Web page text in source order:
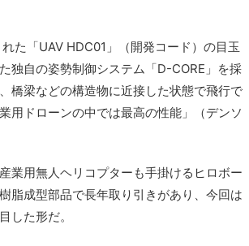
た「UAV HDC01」（開発コード）の目玉
独自の姿勢制御システム「D-CORE」を採
橋梁などの構造物に近接した状態で飛行で
用ドローンの中では最高の性能」（デンソ
業用無人ヘリコプターも手掛けるヒロボー
脂成型部品で長年取り引きがあり、今回は
した形だ。